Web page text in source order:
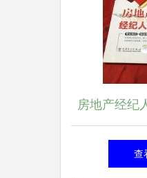
房地产经纪
门到精
查